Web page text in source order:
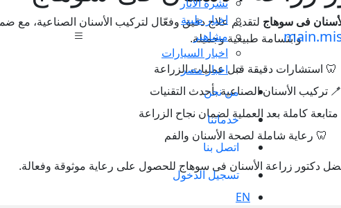
اخبار طبية
مشاهير
اخبار السيارات
اخبار مصر
من نحن
خدماتنا
اتصل بنا
تسجيل الدخول
EN
فى سوهاج لتقديم علاج دقيق وفعّال لتركيب الأسنان الصناعية، مع
وابتسامة طبيعية وجميلة.
🦷 استشارات دقيقة قبل عمليات الزراعة
🪥 تركيب الأسنان الصناعية بأحدث التقنيات
كاملة بعد العملية لضمان نجاح الزراعة
🦷 رعاية شاملة لصحة الأسنان والفم
دكتور زراعة الأسنان فى سوهاج للحصول على رعاية موثوقة وفعالة.